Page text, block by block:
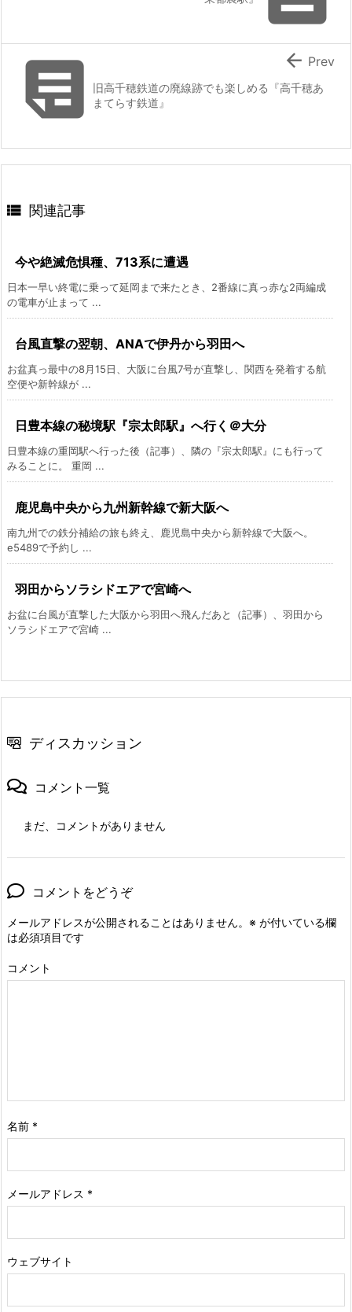
旧高千穂鉄道の廃線跡でも楽しめる『高千穂あ
まてらす鉄道』
 Prev
 関連記事
今や絶滅危惧種、713系に遭遇
日本一早い終電に乗って延岡まで来たとき、2番線に真っ赤な2両編成
の電車が止まって ...
台風直撃の翌朝、ANAで伊丹から羽田へ
お盆真っ最中の8月15日、大阪に台風7号が直撃し、関西を発着する航
空便や新幹線が ...
日豊本線の秘境駅『宗太郎駅』へ行く＠大分
日豊本線の重岡駅へ行った後（記事）、隣の『宗太郎駅』にも行って
みることに。 重岡 ...
鹿児島中央から九州新幹線で新大阪へ
南九州での鉄分補給の旅も終え、鹿児島中央から新幹線で大阪へ。
e5489で予約し ...
羽田からソラシドエアで宮崎へ
お盆に台風が直撃した大阪から羽田へ飛んだあと（記事）、羽田から
ソラシドエアで宮崎 ...
ディスカッション
コメント一覧
まだ、コメントがありません
コメントをどうぞ
メールアドレスが公開されることはありません。 ※ が付いている欄
は必須項目です
コメント
名前 *
メールアドレス *
ウェブサイト